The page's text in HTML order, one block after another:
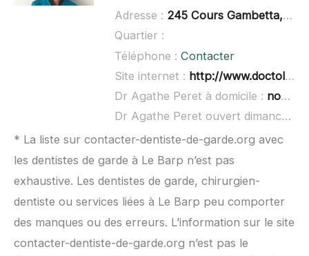
Adresse : 245 Cours Gambetta, 33400 Talence
Quartier :
Téléphone : Contacter
Site internet : http://www.doctolib.fr/dentiste/talence/agathe-peret
Dr Agathe Peret à domicile : non renseigné
Dr Agathe Peret ouvert dimanche :
* La liste sur contacter-dentiste-de-garde.org avec
les dentistes de garde à Le Barp n’est pas
exhaustive. Les dentistes de garde, chirurgien-
dentiste ou services liées à Le Barp peu comporter
des manques ou des erreurs. L’information sur le site
contacter-dentiste-de-garde.org n’est pas le